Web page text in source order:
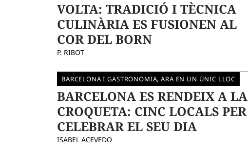
VOLTA: TRADICIÓ I TÈCNICA
CULINÀRIA ES FUSIONEN AL
COR DEL BORN
P. RIBOT
BARCELONA I GASTRONOMIA, ARA EN UN ÚNIC LLOC
BARCELONA ES RENDEIX A LA
CROQUETA: CINC LOCALS PER
CELEBRAR EL SEU DIA
ISABEL ACEVEDO